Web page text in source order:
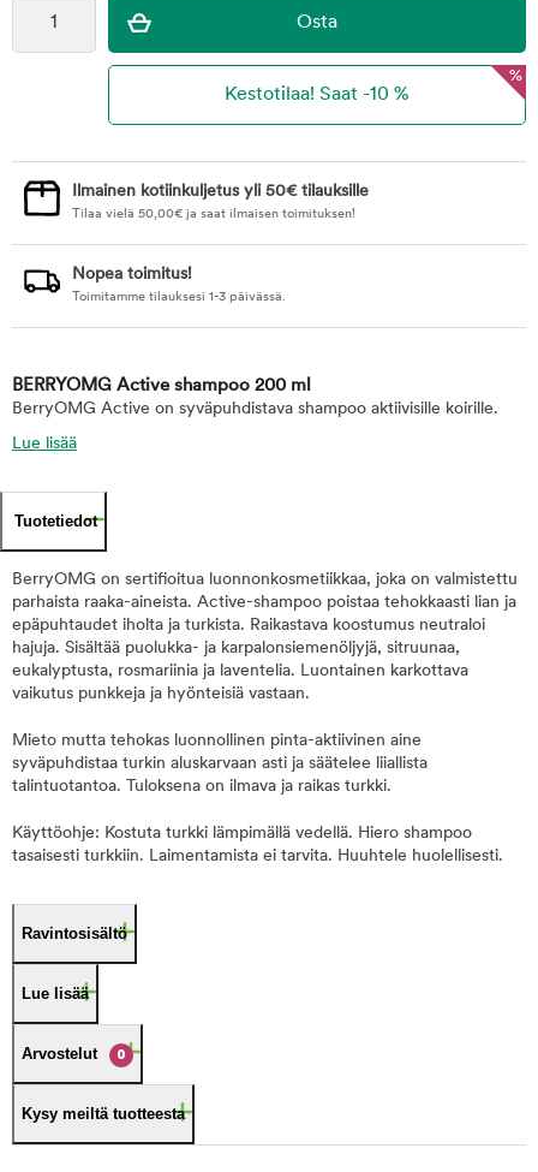
%
Ilmainen kotiinkuljetus yli 50€ tilauksille
Tilaa vielä 50,00€ ja saat ilmaisen toimituksen!
Nopea toimitus!
Toimitamme tilauksesi 1-3 päivässä.
BERRYOMG Active shampoo 200 ml
BerryOMG Active on syväpuhdistava shampoo aktiivisille koirille.
Lue lisää
Tuotetiedot
BerryOMG on sertifioitua luonnonkosmetiikkaa, joka on valmistettu
parhaista raaka-aineista. Active-shampoo poistaa tehokkaasti lian ja
epäpuhtaudet iholta ja turkista. Raikastava koostumus neutraloi
hajuja. Sisältää puolukka- ja karpalonsiemenöljyjä, sitruunaa,
eukalyptusta, rosmariinia ja laventelia. Luontainen karkottava
vaikutus punkkeja ja hyönteisiä vastaan.
Mieto mutta tehokas luonnollinen pinta-aktiivinen aine
syväpuhdistaa turkin aluskarvaan asti ja säätelee liiallista
talintuotantoa. Tuloksena on ilmava ja raikas turkki.
Käyttöohje: Kostuta turkki lämpimällä vedellä. Hiero shampoo
tasaisesti turkkiin. Laimentamista ei tarvita. Huuhtele huolellisesti.
Ravintosisältö
Lue lisää
Arvostelut 0
Kysy meiltä tuotteesta